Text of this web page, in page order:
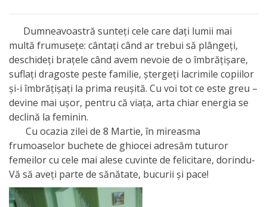
Registrul
de
Stat
al
Actelor
Locale
Primăria
Aparatul
Dumneavoastră sunteţi cele care daţi lumii mai
multă frumuseţe: cântaţi când ar trebui să plângeţi,
deschideţi braţele când avem nevoie de o îmbrăţişare,
suflaţi dragoste peste familie, ştergeţi lacrimile copiilor
şi-i îmbrăţişaţi la prima reuşită. Cu voi tot ce este greu –
devine mai uşor, pentru că viaţa, arta chiar energia se
declină la feminin.
Cu ocazia zilei de 8 Martie, în mireasma
frumoaselor buchete de ghiocei adresăm tuturor
femeilor cu cele mai alese cuvinte de felicitare, dorindu-
Vă să aveți parte de sănătate, bucurii și pace!